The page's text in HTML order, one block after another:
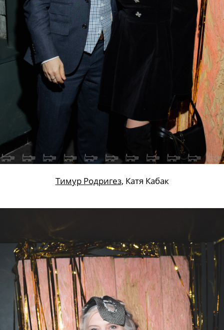
Тимур Родригез, Катя Кабак